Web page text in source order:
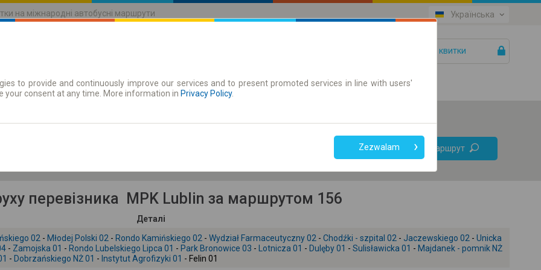
на міжнародні автобусні маршрути Українська
Ваші квитки
Абонементи
Тільки онлайн квиток
Знайти маршрут
перевізника MPK Lublin за маршрутом 156
Деталі
02 - Młodej Polski 02 - Rondo Kamińskiego 02 - Wydział Farmaceutyczny 02 - Chodźki - szpital 02 - Jaczewskiego 02 - Unicka
- Zamojska 01 - Rondo Lubelskiego Lipca 01 - Park Bronowice 03 - Lotnicza 01 - Dulęby 01 - Sulisławicka 01 - Majdanek - pomnik NŻ
- Dobrzańskiego NŻ 01 - Instytut Agrofizyki 01 - Felin 01
to provide and continuously improve our services and to present promoted services in line with users'
your consent at any time. More information in Privacy Policy.
Zezwalam